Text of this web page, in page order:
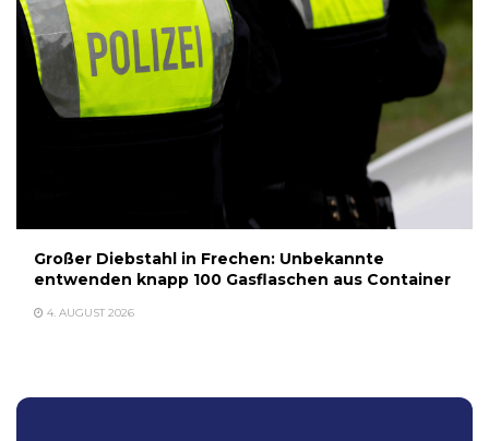
Großer Diebstahl in Frechen: Unbekannte
entwenden knapp 100 Gasflaschen aus Container
4. AUGUST 2026